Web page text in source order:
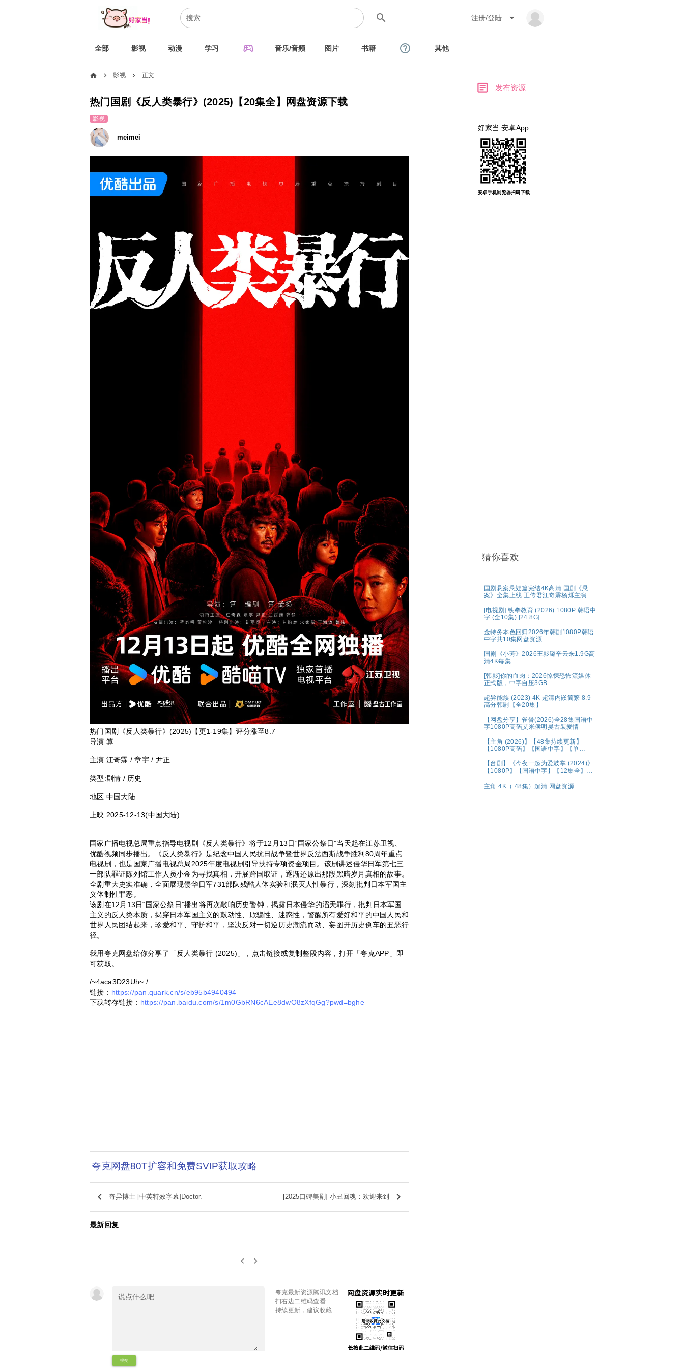
search 注册/登陆 arrow_drop_down
全部 影视 动漫 学习 sports_esports 音乐/音频 图片 书籍 help_outline 其他
home chevron_right 影视 chevron_right 正文
热门国剧《反人类暴行》(2025)【20集全】网盘资源下载
影视
meimei
热门国剧《反人类暴行》(2025)【更1-19集】评分涨至8.7
导演:算
主演:江奇霖 / 章宇 / 尹正
类型:剧情 / 历史
地区:中国大陆
上映:2025-12-13(中国大陆)
国家广播电视总局重点指导电视剧《反人类暴行》将于12月13日“国家公祭日”当天起在江苏卫视、
优酷视频同步播出。《反人类暴行》是纪念中国人民抗日战争暨世界反法西斯战争胜利80周年重点
电视剧，也是国家广播电视总局2025年度电视剧引导扶持专项资金项目。该剧讲述侵华日军第七三
一部队罪证陈列馆工作人员小金为寻找真相，开展跨国取证，逐渐还原出那段黑暗岁月真相的故事。
全剧重大史实准确，全面展现侵华日军731部队残酷人体实验和泯灭人性暴行，深刻批判日本军国主
义体制性罪恶。
该剧在12月13日“国家公祭日”播出将再次敲响历史警钟，揭露日本侵华的滔天罪行，批判日本军国
主义的反人类本质，揭穿日本军国主义的鼓动性、欺骗性、迷惑性，警醒所有爱好和平的中国人民和
世界人民团结起来，珍爱和平、守护和平，坚决反对一切逆历史潮流而动、妄图开历史倒车的丑恶行
径。
我用夸克网盘给你分享了「反人类暴行 (2025)」，点击链接或复制整段内容，打开「夸克APP」即
可获取。
/~4aca3D23Uh~:/
链接： https://pan.quark.cn/s/eb95b4940494
下载转存链接： https://pan.baidu.com/s/1m0GbRN6cAEe8dwO8zXfqGg?pwd=bghe
夸克网盘80T扩容和免费SVIP获取攻略
keyboard_arrow_left 奇异博士 [中英特效字幕]Doctor. [2025口碑美剧] 小丑回魂：欢迎来到 keyboard_arrow_right
最新回复
keyboard_arrow_left keyboard_arrow_right
提交
夸克最新资源腾讯文档
扫右边二维码查看
持续更新，建议收藏
article 发布资源
好家当 安卓App
安卓手机浏览器扫码下载
猜你喜欢
国剧悬案悬疑篇完结4K高清 国剧《悬
案》全集上线 王传君江奇霖杨烁主演
[电视剧] 铁拳教育 (2026) 1080P 韩语中
字 (全10集) [24.8G]
金特务本色回归2026年韩剧1080P韩语
中字共10集网盘资源
国剧《小芳》2026王影璐辛云来1.9G高
清4K每集
[韩影]你的血肉：2026惊悚恐怖流媒体
正式版，中字自压3GB
超异能族 (2023) 4K 超清内嵌简繁 8.9
高分韩剧【全20集】
【网盘分享】雀骨(2026)全28集国语中
字1080P高码艾米侯明昊古装爱情
【主角 (2026)】【48集持续更新】
【1080P高码】【国语中字】【单
益 / 刘浩存 / 秦海璐 】
【台剧】《今夜一起为爱鼓掌 (2024)》
【1080P】【国语中字】【12集全】
主角 4K（ 48集）超清 网盘资源